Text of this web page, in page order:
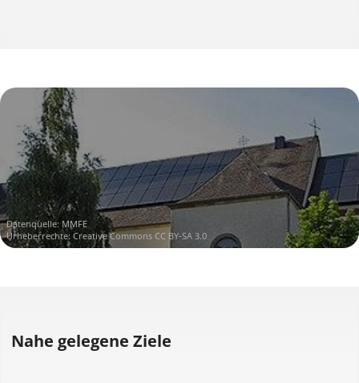
Datenquelle: MMFE
Urheberrechte: Creative Commons CC BY-SA 3.0
Nahe gelegene Ziele